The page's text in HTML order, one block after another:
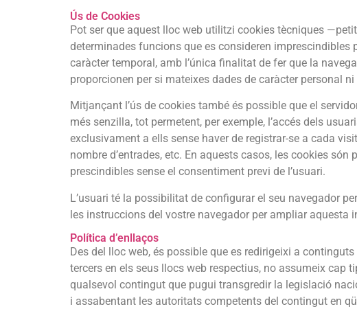
Ús de Cookies
Pot ser que aquest lloc web utilitzi cookies tècniques
determinades funcions que es consideren
caràcter temporal, amb l’única finalitat de fer que la
proporcionen per si mateixes dades de caràcter personal
Mitjançant l’ús de cookies també és possible que el
més senzilla, tot permetent, per exemple, l’accés dels
exclusivament a ells sense haver de registrar-se a cada
nombre d’entrades, etc. En aquests casos, les cookies
prescindibles sense el consentiment previ de l’usuari.
L’usuari té la possibilitat de configurar el seu navegador
les instruccions del vostre navegador per ampliar aquesta
Política d’enllaços
Des del lloc web, és possible que es redirigeixi a
tercers en els seus llocs web respectius, no assumeix cap
qualsevol contingut que pugui transgredir la legislació
i assabentant les autoritats competents del contingut en